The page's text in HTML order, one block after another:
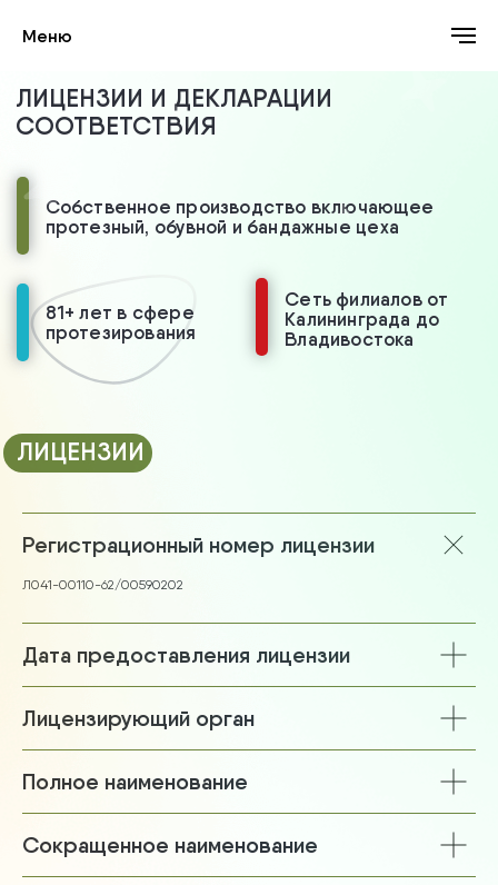
Меню
СООТВЕТСТВИЯ
81+ лет в сфере
протезирования
Сеть филиалов от
Калининграда до
Владивостока
ЛИЦЕНЗИИ
Регистрационный номер лицензии
Л041-00110-62/00590202
Дата предоставления лицензии
Лицензирующий орган
Полное наименование
Сокращенное наименование